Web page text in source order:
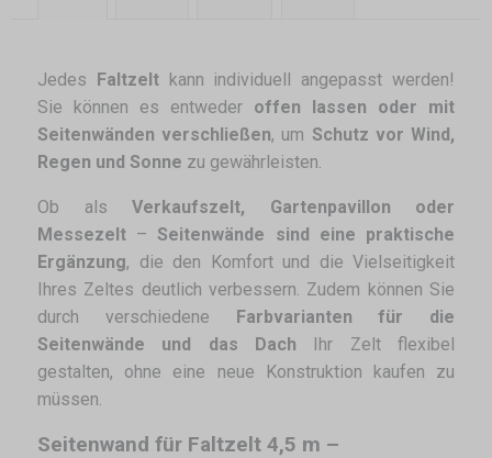
Jedes Faltzeltkann individuell angepasst werden!
Sie können es entweder offen lassen oder mit
Seitenwänden verschließen, um Schutz vor Wind,
Regen und Sonne zu gewährleisten.
Ob als Verkaufszelt, Gartenpavillon oder
Messezelt –Seitenwände sind eine praktische
Ergänzung, die den Komfort und die Vielseitigkeit
Ihres Zeltes deutlich verbessern. Zudem können Sie
durch verschiedene Farbvarianten für die
Seitenwände und das Dach Ihr Zelt flexibel
gestalten, ohne eine neue Konstruktion kaufen zu
müssen.
Seitenwand für Faltzelt 4,5 m –